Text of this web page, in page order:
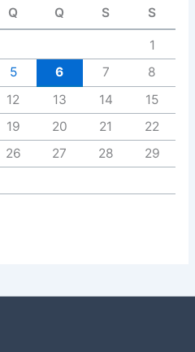
Q Q S S
1
5 6 7
8
12 13 14
15
19 20 21
22
26 27 28
29